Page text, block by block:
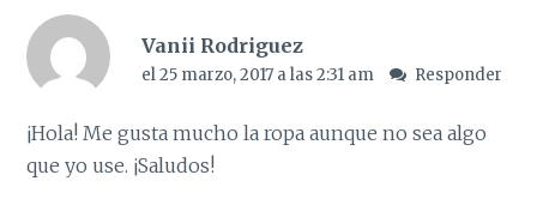
Vanii Rodriguez
el 25 marzo, 2017 a las 2:31 am Responder
¡Hola! Me gusta mucho la ropa aunque no sea algo
que yo use. ¡Saludos!